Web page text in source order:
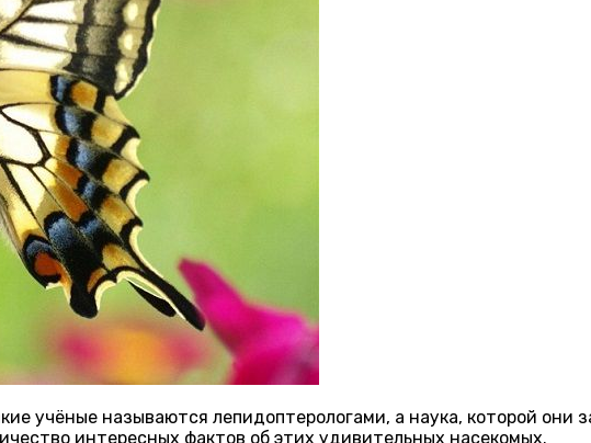
учёные называются лепидоптерологами, а наука, которой они
интересных фактов об этих удивительных насекомых.